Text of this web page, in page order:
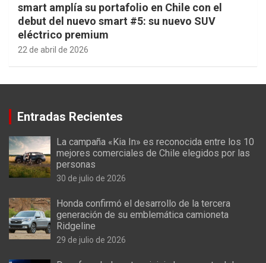
smart amplía su portafolio en Chile con el
debut del nuevo smart #5: su nuevo SUV
eléctrico premium
22 de abril de 2026
Entradas Recientes
La campaña «Kia In» es reconocida entre los 10
mejores comerciales de Chile elegidos por las
personas
30 de julio de 2026
Honda confirmó el desarrollo de la tercera
generación de su emblemática camioneta
Ridgeline
29 de julio de 2026